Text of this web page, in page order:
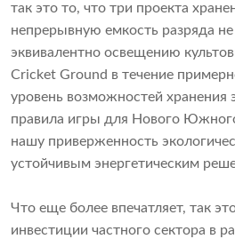
так это то, что три проекта
непрерывную емкость разряда
эквивалентно освещению
Cricket Ground в течение
уровень возможностей хранения
правила игры для Нового
нашу приверженность
устойчивым энергетическим
Что еще более впечатляет, так
инвестиции частного сектора в